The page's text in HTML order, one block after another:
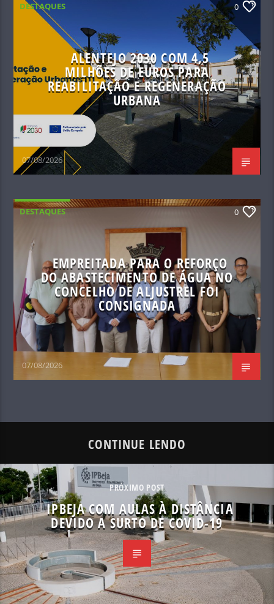
DESTAQUES 0
ALENTEJO 2030 COM 4,5
MILHÕES DE EUROS PARA
REABILITAÇÃO E REGENERAÇÃO
URBANA
07/08/2026
DESTAQUES 0
EMPREITADA PARA O REFORÇO
DO ABASTECIMENTO DE ÁGUA NO
CONCELHO DE ALJUSTREL FOI
CONSIGNADA
07/08/2026
CONTINUE LENDO
PRÓXIMO POST
IPBEJA COM AULAS À DISTÂNCIA
DEVIDO A SURTO DE COVID-19